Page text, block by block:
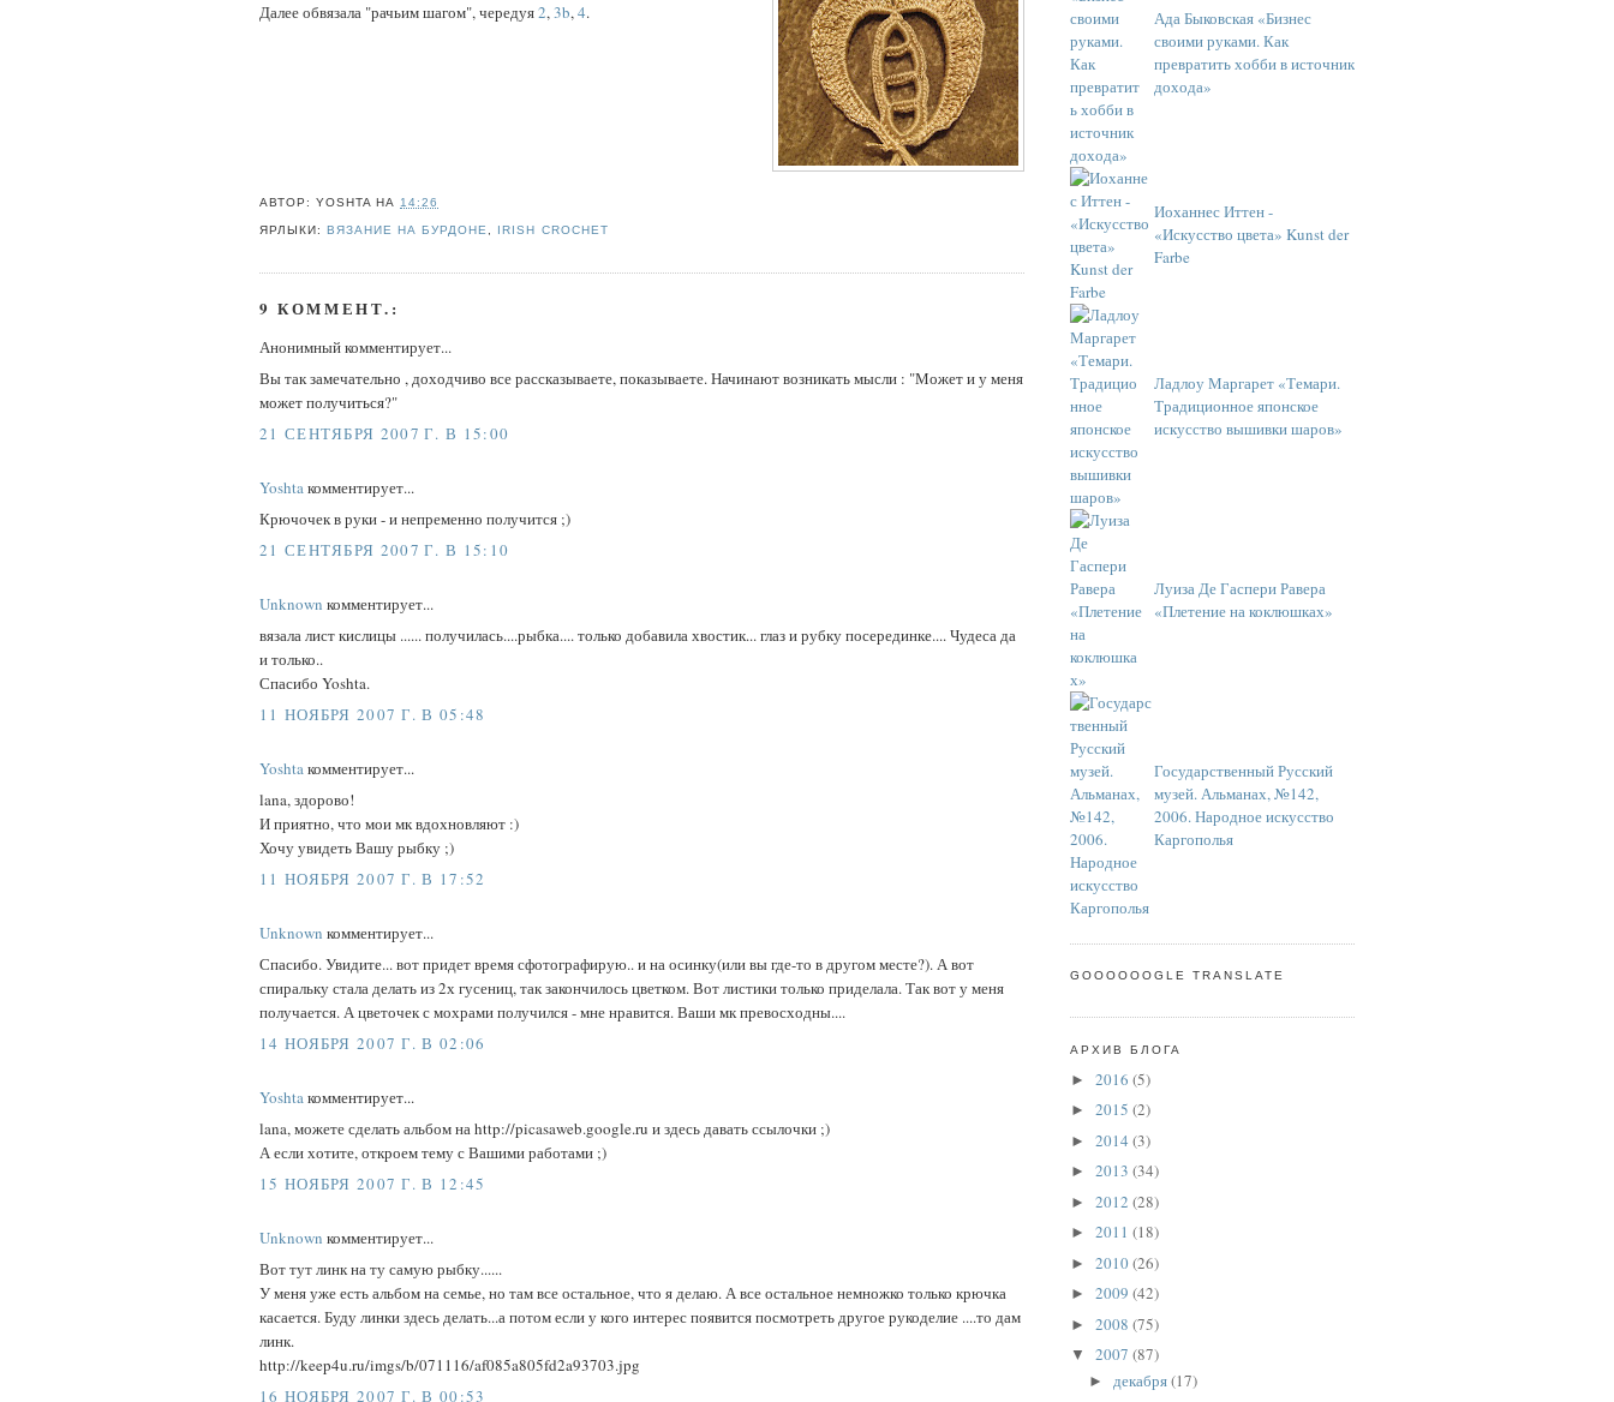
Далее обвязала "рачьим шагом", чередуя2,3b,4.
АВТОР:YOSHTA НА 14:26
ЯРЛЫКИ: ВЯЗАНИЕ НА БУРДОНЕ, IRISH CROCHET
9 КОММЕНТ.:
Анонимный комментирует...
Вы так замечательно , доходчиво все рассказываете, показываете. Начинают возникать мысли : "Может и у меня
может получиться?"
21 СЕНТЯБРЯ 2007 Г. В 15:00
Yoshtaкомментирует...
Крючочек в руки - и непременно получится ;)
21 СЕНТЯБРЯ 2007 Г. В 15:10
Unknown комментирует...
вязала лист кислицы ...... получилась....рыбка.... только добавила хвостик... глаз и рубку посерединке.... Чудеса да
и только..
Спасибо Yoshta.
11 НОЯБРЯ 2007 Г. В 05:48
Yoshtaкомментирует...
lana, здорово!
И приятно, что мои мк вдохновляют :)
Хочу увидеть Вашу рыбку ;)
11 НОЯБРЯ 2007 Г. В 17:52
Unknown комментирует...
Спасибо. Увидите... вот придет время сфотографирую.. и на осинку(или вы где-то в другом месте?). А вот
спиральку стала делать из 2х гусениц, так закончилось цветком. Вот листики только приделала. Так вот у меня
получается. А цветочек с мохрами получился - мне нравится. Ваши мк превосходны....
14 НОЯБРЯ 2007 Г. В 02:06
Yoshtaкомментирует...
lana, можете сделать альбом на http://picasaweb.google.ru и здесь давать ссылочки ;)
А если хотите, откроем тему с Вашими работами ;)
15 НОЯБРЯ 2007 Г. В 12:45
Unknown комментирует...
Вот тут линк на ту самую рыбку......
У меня уже есть альбом на семье, но там все остальное, что я делаю. А все остальное немножко только крючка
касается. Буду линки здесь делать...а потом если у кого интерес появится посмотреть другое рукоделие ....то дам
линк.
http://keep4u.ru/imgs/b/071116/af085a805fd2a93703.jpg
16 НОЯБРЯ 2007 Г. В 00:53
Ада Быковская «Бизнес
своими руками. Как
превратить хобби в источник
дохода»
Иоханнес Иттен -
«Искусство цвета» Kunst der
Farbe
Ладлоу Маргарет «Темари.
Традиционное японское
искусство вышивки шаров»
Луиза Де Гаспери Равера
«Плетение на коклюшках»
Государственный Русский
музей. Альманах, №142,
2006. Народное искусство
Каргополья
GOOOOOOGLE TRANSLATE
АРХИВ БЛОГА
► 2016 (5)
► 2015 (2)
► 2014 (3)
► 2013 (34)
► 2012 (28)
► 2011 (18)
► 2010(26)
► 2009 (42)
► 2008 (75)
▼ 2007 (87)
►декабря(17)